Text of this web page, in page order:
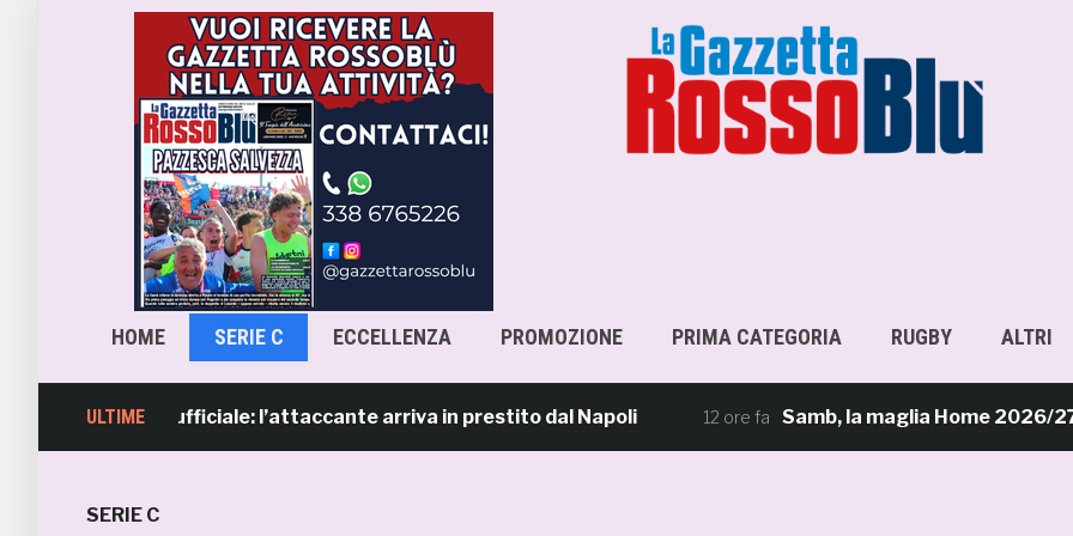
HOME SERIE C ECCELLENZA PROMOZIONE PRIMA CATEGORIA RUGBY ALTRI
ULTIME
Sgarbi è ufficiale: l’attaccante arriva in prestito dal Napoli 12 ore fa Samb, la maglia Home 2026/27: «Il
SERIE C